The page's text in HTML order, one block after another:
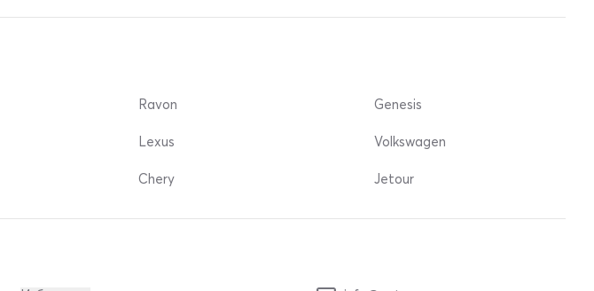
Ravon
Lexus
Chery
Genesis
Volkswagen
Jetour